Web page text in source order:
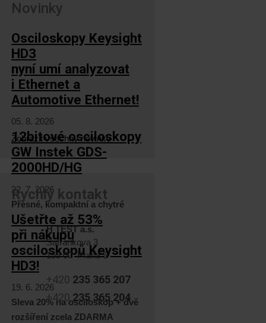
Novinky
Osciloskopy Keysight
HD3
nyní umí analyzovat
i Ethernet a
Automotive Ethernet!
05. 8. 2026
12bitové osciloskopy
GW Instek GDS-
2000HD/HG
22. 7. 2026
Přesné, kompaktní a chytré
Ušetřte až 53%
při nákupu
osciloskopů Keysight
HD3!
19. 6. 2026
Sleva 20% na osciloskop + dvě
rozšíření zcela ZDARMA
Zobrazit všechny novinky
Rychlý kontakt
H TEST a.s.
Šafránkova 3
155 00 Praha 5
+420 235 365 207
+420 235 365 204